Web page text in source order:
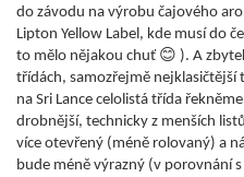
do závodu na výrobu čajového
Lipton Yellow Label, kde musí do
to mělo nějakou chuť 😊 ). A
třídách, samozřejmě nejklasičtější
na Sri Lance celolistá třída
drobnější, technicky z menších
více otevřený (méně rolovaný) a
bude méně výrazný (v porovnání